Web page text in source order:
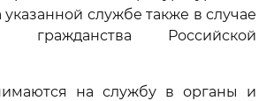
указанной службе также в случае
гражданства Российской
на службу в органы и